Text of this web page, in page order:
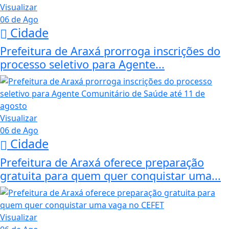
Visualizar
06 de Ago
Cidade
Prefeitura de Araxá prorroga inscrições do
processo seletivo para Agente...
Visualizar
06 de Ago
Cidade
Prefeitura de Araxá oferece preparação
gratuita para quem quer conquistar uma...
Visualizar